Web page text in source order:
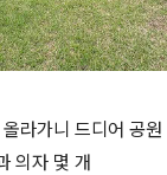
라가니 드디어 공
의자 몇 개